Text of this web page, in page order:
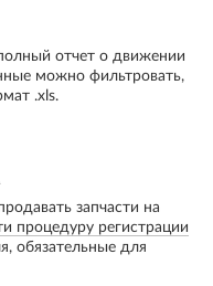
отчет о движении
можно фильтровать,
.xls.
запчасти на
процедуру регистрации
обязательные для